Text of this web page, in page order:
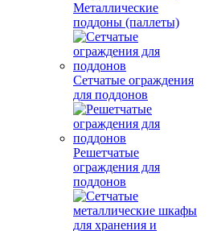
Металлические
поддоны (паллеты)
Сетчатые ограждения
для поддонов
Решетчатые
ограждения для
поддонов